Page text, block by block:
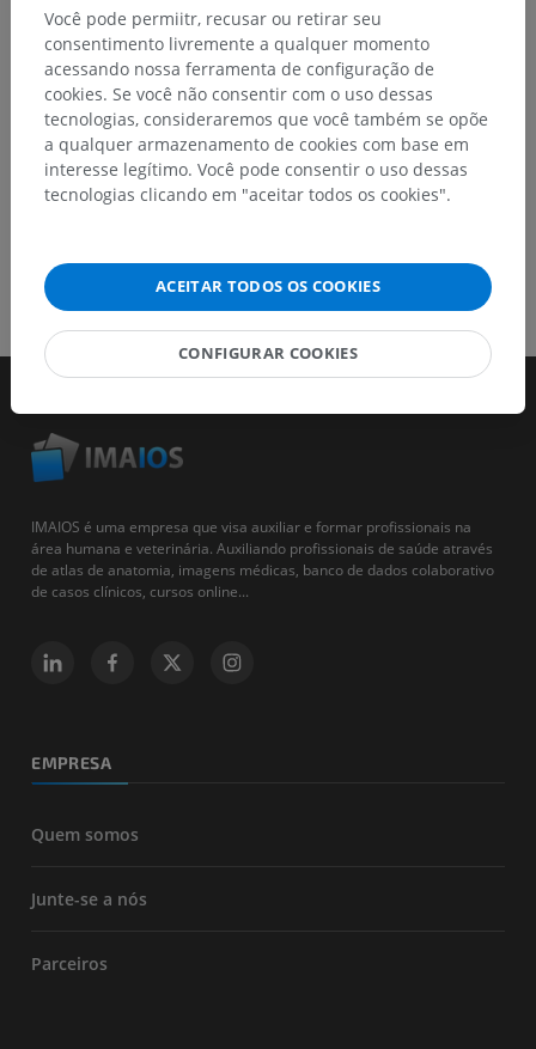
BAIXE O APLICATIVO
IMAIOS é uma empresa que visa auxiliar e formar profissionais na
área humana e veterinária. Auxiliando profissionais de saúde através
de atlas de anatomia, imagens médicas, banco de dados colaborativo
de casos clínicos, cursos online...
EMPRESA
Quem somos
Junte-se a nós
Parceiros
Você pode permiitr, recusar ou retirar seu
consentimento livremente a qualquer momento
acessando nossa ferramenta de configuração de
cookies. Se você não consentir com o uso dessas
tecnologias, consideraremos que você também se opõe
a qualquer armazenamento de cookies com base em
interesse legítimo. Você pode consentir o uso dessas
tecnologias clicando em "aceitar todos os cookies".
ACEITAR TODOS OS COOKIES
CONFIGURAR COOKIES